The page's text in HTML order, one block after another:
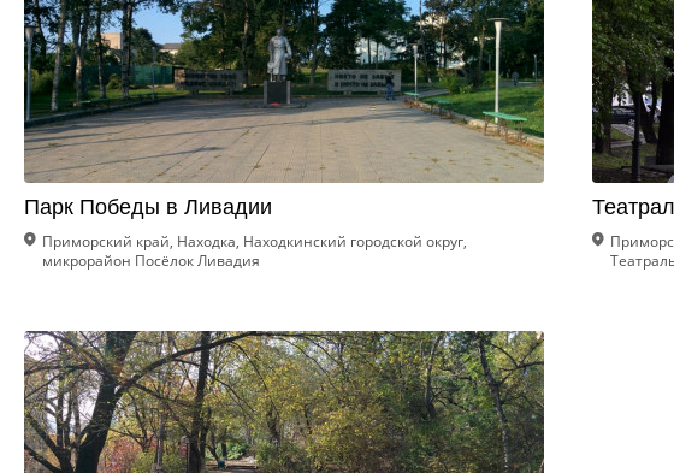
Парк Победы в Ливадии
Приморский край, Находка, Находкинский городской округ,
микрорайон Посёлок Ливадия